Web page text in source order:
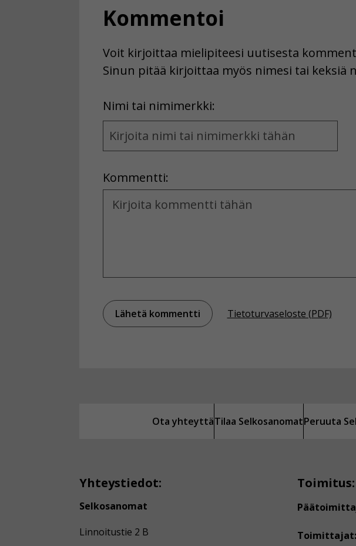
Kommentoi
Voit kirjoittaa mielipiteesi uutisesta
Sinun pitää kirjoittaa myös nimesi tai keksiä
Nimi tai nimimerkki:
Name
and
Kommentti:
Kommentti
Tietoturvaseloste (PDF)
Ota yhteyttäTilaa SelkosanomatPeruuta
Yhteystiedot:
Selkosanomat
Linnoitustie 2 B
Toimitus:
Toimittajat: